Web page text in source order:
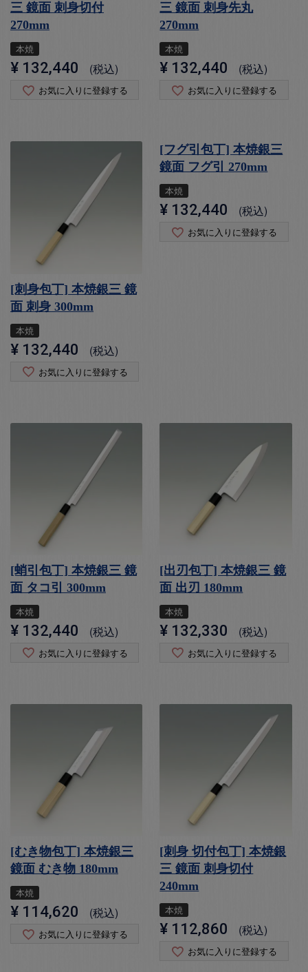
三 鏡面 刺身切付
270mm
本焼
¥ 132,440 税込
お気に入りに登録する
三 鏡面 刺身先丸
270mm
本焼
¥ 132,440 税込
お気に入りに登録する
[刺身包丁] 本焼銀三 鏡
面 刺身 300mm
本焼
¥ 132,440 税込
お気に入りに登録する
[フグ引包丁] 本焼銀三
鏡面 フグ引 270mm
本焼
¥ 132,440 税込
お気に入りに登録する
[蛸引包丁] 本焼銀三 鏡
面 タコ引 300mm
本焼
¥ 132,440 税込
お気に入りに登録する
[出刃包丁] 本焼銀三 鏡
面 出刃 180mm
本焼
¥ 132,330 税込
お気に入りに登録する
[むき物包丁] 本焼銀三
鏡面 むき物 180mm
本焼
¥ 114,620 税込
お気に入りに登録する
[刺身 切付包丁] 本焼銀
三 鏡面 刺身切付
240mm
本焼
¥ 112,860 税込
お気に入りに登録する